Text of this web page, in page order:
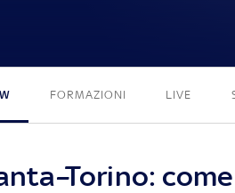
FORMAZIONI LIVE